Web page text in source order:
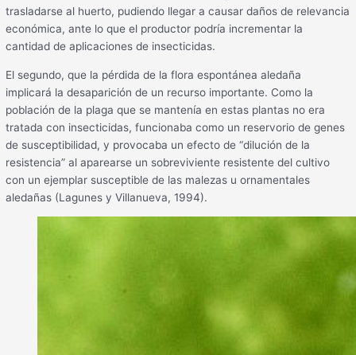
trasladarse al huerto, pudiendo llegar a causar daños de relevancia
económica, ante lo que el productor podría incrementar la
cantidad de aplicaciones de insecticidas.
El segundo, que la pérdida de la flora espontánea aledaña
implicará la desaparición de un recurso importante. Como la
población de la plaga que se mantenía en estas plantas no era
tratada con insecticidas, funcionaba como un reservorio de genes
de susceptibilidad, y provocaba un efecto de “dilución de la
resistencia” al aparearse un sobreviviente resistente del cultivo
con un ejemplar susceptible de las malezas u ornamentales
aledañas (Lagunes y Villanueva, 1994).